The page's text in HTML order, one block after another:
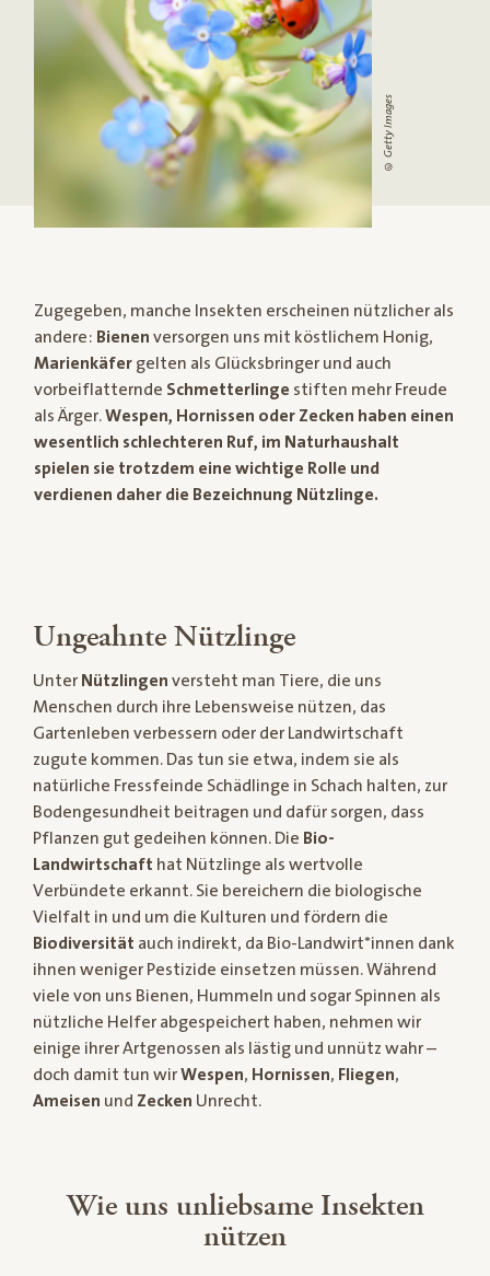
© Getty Images
Zugegeben, manche Insekten erscheinen nützlicher als
andere: Bienen versorgen uns mit köstlichem Honig,
Marienkäfergelten als Glücksbringer und auch
vorbeiflatternde Schmetterlinge stiften mehr Freude
als Ärger.Wespen, Hornissen oder Zecken haben einen
wesentlich schlechteren Ruf, im Naturhaushalt
spielen sie trotzdem eine wichtige Rolle und
verdienen daher die Bezeichnung Nützlinge.
Ungeahnte Nützlinge
Unter Nützlingen versteht man Tiere, die uns
Menschen durch ihre Lebensweise nützen, das
Gartenleben verbessern oder der Landwirtschaft
zugute kommen. Das tun sie etwa, indem sie als
natürliche Fressfeinde Schädlinge in Schach halten, zur
Bodengesundheit beitragen und dafür sorgen, dass
Pflanzen gut gedeihen können. Die Bio-
Landwirtschaft hat Nützlinge als wertvolle
Verbündete erkannt. Sie bereichern die biologische
Vielfalt in und um die Kulturen und fördern die
Biodiversität auch indirekt, da Bio-Landwirt*innen dank
ihnen weniger Pestizide einsetzen müssen. Während
viele von uns Bienen, Hummeln und sogar Spinnen als
nützliche Helfer abgespeichert haben, nehmen wir
einige ihrer Artgenossen als lästig und unnütz wahr –
doch damit tun wirWespen, Hornissen, Fliegen,
Ameisen und Zecken Unrecht.
Wie uns unliebsame Insekten
nützen